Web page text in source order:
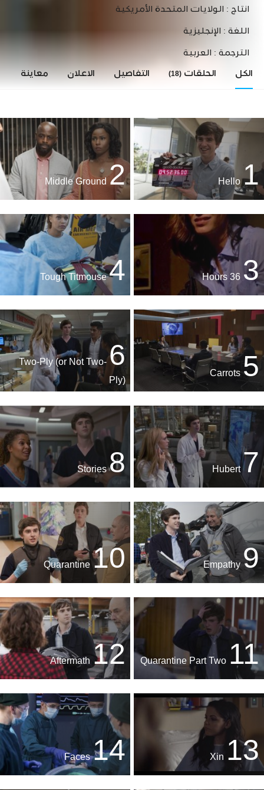
انتاج : الولايات المتحدة الأمريكية
اللغة : الإنجليزية
الترجمة : العربية
الكل الحلقات (18) التفاصيل الاعلان معاينة
1
Hello
2
3
4
Tough Titmouse
5
6
Two-Ply (or Not Two-
Ply)
7
Hubert
8
Stories
9
Empathy
10
Quarantine
11
12
13
14
Faces